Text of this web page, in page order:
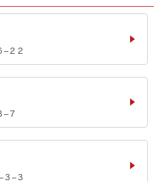
−２２
−７
３−３